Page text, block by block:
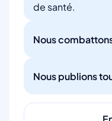
de santé.
Nous
Nous publions